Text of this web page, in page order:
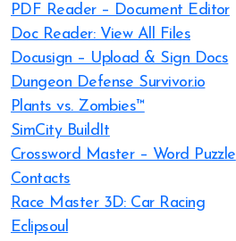
PDF Reader – Document Editor
Doc Reader: View All Files
Docusign – Upload & Sign Docs
Dungeon Defense Survivor.io
Plants vs. Zombies™
SimCity BuildIt
Crossword Master – Word Puzzle
Contacts
Race Master 3D: Car Racing
Eclipsoul